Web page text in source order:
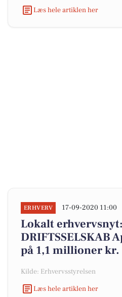
Læs hele artiklen her
ERHVERV 17-09-2020 11:00
Lokalt
DRIFTSSELSKAB
på 1,1 millioner kr.
Kilde: Erhvervsstyrelsen
Læs hele artiklen her